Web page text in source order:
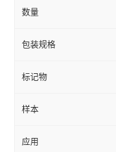
数量
包装规格
标记物
样本
应用